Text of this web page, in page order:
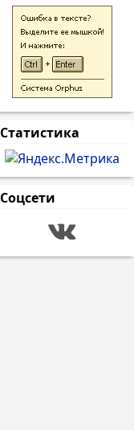
Статистика
Соцсети